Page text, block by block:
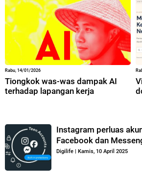
Rabu, 14/01/2026
Tiongkok was-was dampak AI
terhadap lapangan kerja
Instagram perluas
Facebook dan
Digilife | Kamis, 10 April 2025